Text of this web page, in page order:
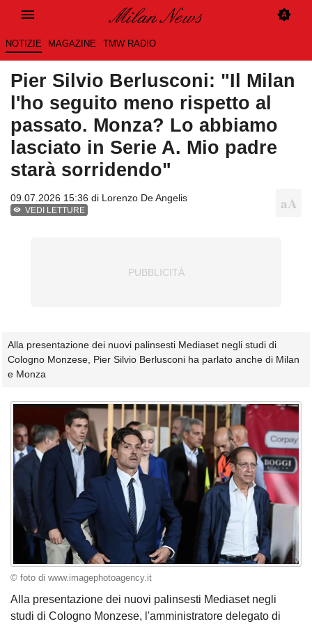
NOTIZIE MAGAZINE TMW RADIO
Pier Silvio Berlusconi: "Il Milan
l'ho seguito meno rispetto al
passato. Monza? Lo abbiamo
lasciato in Serie A. Mio padre
starà sorridendo"
09.07.2026 15:36 di Lorenzo De Angelis
VEDI LETTURE
Alla presentazione dei nuovi palinsesti Mediaset negli studi di
Cologno Monzese, Pier Silvio Berlusconi ha parlato anche di Milan
e Monza
© foto di www.imagephotoagency.it
Alla presentazione dei nuovi palinsesti Mediaset negli
studi di Cologno Monzese, l'amministratore delegato di